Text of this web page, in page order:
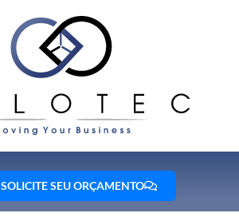
SOLICITE SEU ORÇAMENTO